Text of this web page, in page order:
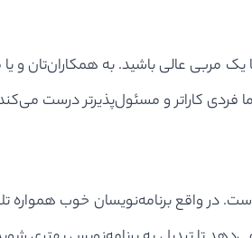
مربی عالی باشید. به همکاران‌تان و
فردی کاراتر و مسئول‌پذیرتر درست
در واقع برنامه‌نویسان خوب همواره